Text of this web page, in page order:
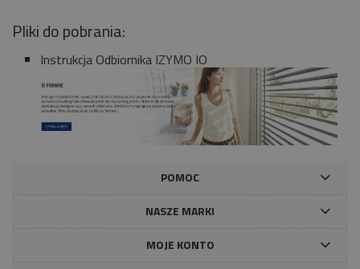
Pliki do pobrania:
Instrukcja Odbiornika IZYMO IO
POMOC
NASZE MARKI
MOJE KONTO